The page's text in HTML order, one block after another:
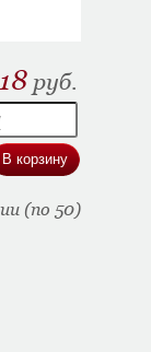
18 руб.
(по 50)